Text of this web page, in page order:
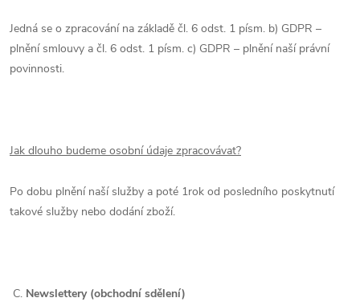
Jedná se o zpracování na základě čl. 6 odst. 1 písm. b) GDPR –
plnění smlouvy a čl. 6 odst. 1 písm. c) GDPR – plnění naší právní
povinnosti.
Jak dlouho budeme osobní údaje zpracovávat?
Po dobu plnění naší služby a poté 1rok od posledního poskytnutí
takové služby nebo dodání zboží.
C. Newslettery (obchodní sdělení)